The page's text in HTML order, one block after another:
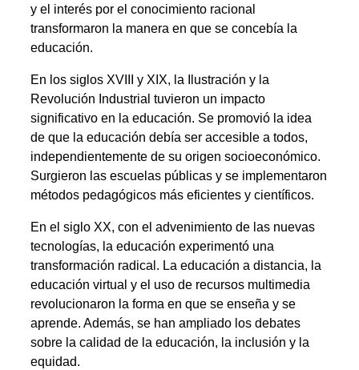
y el interés por el conocimiento racional
transformaron la manera en que se concebía la
educación.
En los siglos XVIII y XIX, la Ilustración y la
Revolución Industrial tuvieron un impacto
significativo en la educación. Se promovió la idea
de que la educación debía ser accesible a todos,
independientemente de su origen socioeconómico.
Surgieron las escuelas públicas y se implementaron
métodos pedagógicos más eficientes y científicos.
En el siglo XX, con el advenimiento de las nuevas
tecnologías, la educación experimentó una
transformación radical. La educación a distancia, la
educación virtual y el uso de recursos multimedia
revolucionaron la forma en que se enseña y se
aprende. Además, se han ampliado los debates
sobre la calidad de la educación, la inclusión y la
equidad.